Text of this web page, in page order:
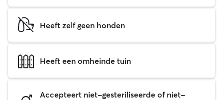
Heeft zelf geen honden
Heeft een omheinde tuin
Accepteert niet-gesteriliseerde of niet-